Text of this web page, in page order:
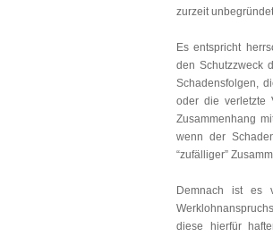
zurzeit
Es entspricht
den Schutzzweck
Schadensfolgen,
oder die verletzte
Zusammenhang
wenn der
“zufälliger”
Demnach ist es
diese hierfür